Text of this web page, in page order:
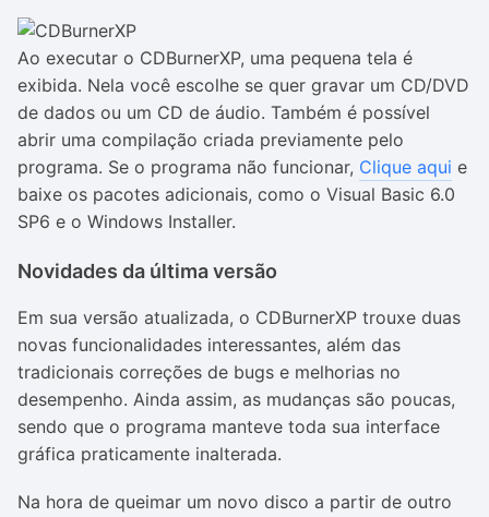
Ao executar o CDBurnerXP, uma pequena tela é
exibida. Nela você escolhe se quer gravar um CD/DVD
de dados ou um CD de áudio. Também é possível
abrir uma compilação criada previamente pelo
programa. Se o programa não funcionar, Clique aqui e
baixe os pacotes adicionais, como o Visual Basic 6.0
SP6 e o Windows Installer.
Novidades da última versão
Em sua versão atualizada, o CDBurnerXP trouxe duas
novas funcionalidades interessantes, além das
tradicionais correções de bugs e melhorias no
desempenho. Ainda assim, as mudanças são poucas,
sendo que o programa manteve toda sua interface
gráfica praticamente inalterada.
Na hora de queimar um novo disco a partir de outro